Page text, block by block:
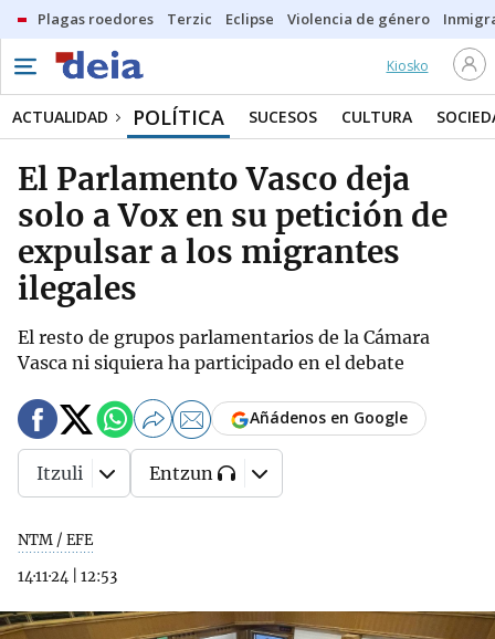
Plagas roedores Terzic Eclipse Violencia de género
Kiosko
ACTUALIDAD POLÍTICA SUCESOS CULTURA
El Parlamento Vasco deja
solo a Vox en su petición de
expulsar a los migrantes
ilegales
El resto de grupos parlamentarios de la Cámara
Vasca ni siquiera ha participado en el debate
NTM / EFE
14·11·24
12:53
Añádenos en Google
Itzuli Entzun